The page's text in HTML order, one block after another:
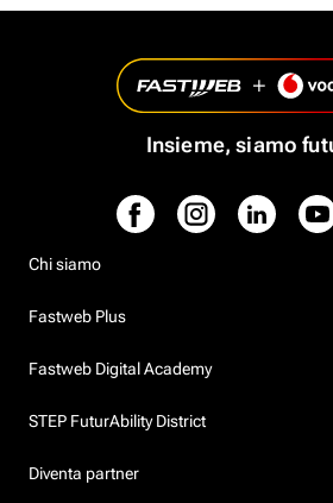
Insieme, siamo
Chi siamo
Fastweb Plus
Fastweb Digital Academy
STEP FuturAbility District
Diventa partner